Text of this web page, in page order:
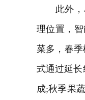
此外，AI
理位置，
菜多，春季
式通过延
成;秋季果